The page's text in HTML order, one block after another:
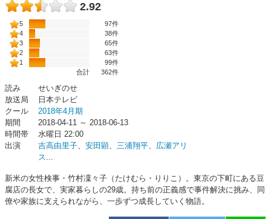
2.92
5
97件
4
38件
3
65件
2
63件
1
99件
合計
362件
読み
せいぎのせ
放送局
日本テレビ
クール
2018年4月期
期間
2018-04-11 ～ 2018-06-13
時間帯
水曜日 22:00
出演
吉高由里子、 安田顕、 三浦翔平、 広瀬アリ
ス...
新米の女性検事・竹村凜々子（たけむら・りりこ）。東京の下町にある豆
腐店の長女で、実家暮らしの29歳。持ち前の正義感で事件解決に挑み、同
僚や家族に支えられながら、一歩ずつ成長していく物語。